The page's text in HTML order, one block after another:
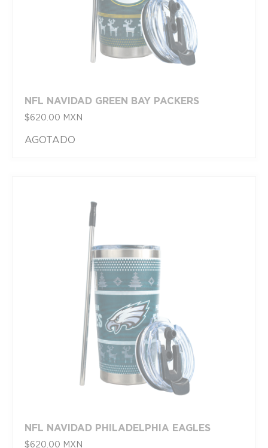
NFL NAVIDAD GREEN BAY PACKERS
$620.00 MXN
AGOTADO
NFL NAVIDAD PHILADELPHIA EAGLES
$620.00 MXN